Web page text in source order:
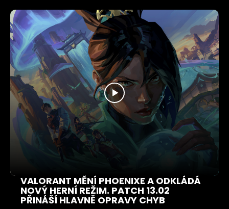
VALORANT MĚNÍ PHOENIXE A ODKLÁDÁ
NOVÝ HERNÍ REŽIM. PATCH 13.02
PŘINÁŠÍ HLAVNĚ OPRAVY CHYB